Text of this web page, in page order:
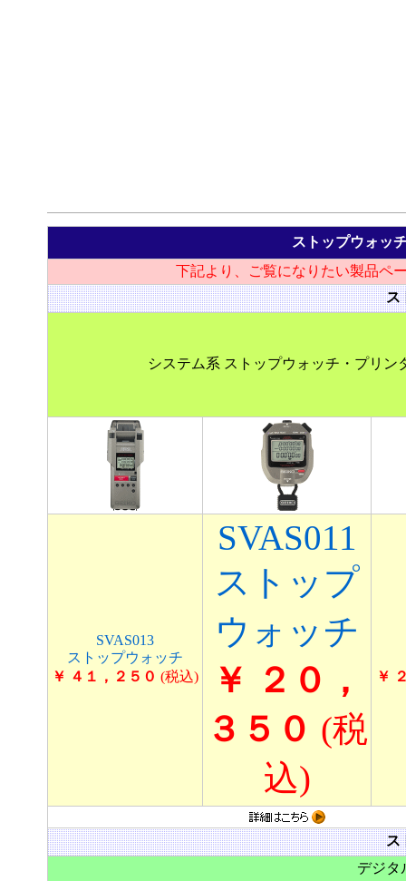
ストップウォッ
下記より、ご覧になりたい製品ペ
ス
システム系 ストップウォッチ・プリン
SVAS013
ストップウォッチ
￥ ４１，２５０ (税込)
SVAS011
ストップ
ウォッチ
￥ ２０，
３５０ (税
込)
￥
ス
デジタ